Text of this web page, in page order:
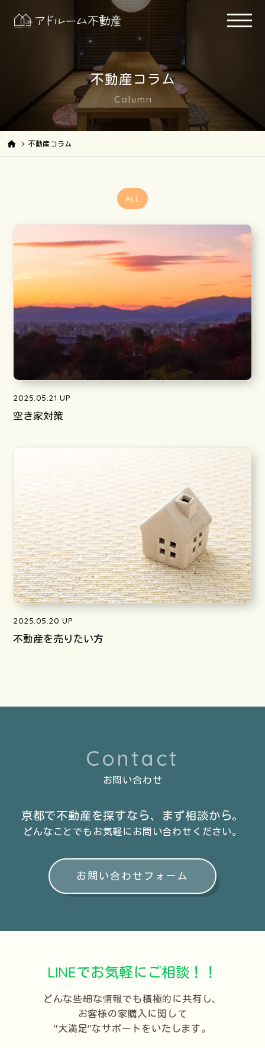
不動産コラム
Column
不動産コラム
ALL
2025.05.21 UP
空き家対策
2025.05.20 UP
不動産を売りたい方
Contact
お問い合わせ
京都で不動産を探すなら、 まず相談から。
どんなことでもお気軽に お問い合わせください。
お問い合わせフォーム
LINEでお気軽にご相談！！
どんな些細な情報でも積極的に共有し、
お客様の家購入に関して
"大満足"なサポートをいたします。